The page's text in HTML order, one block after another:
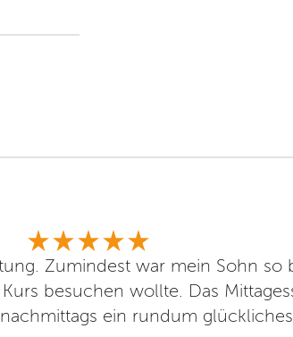
Zumindest war mein Sohn so
besuchen wollte. Das
ein rundum